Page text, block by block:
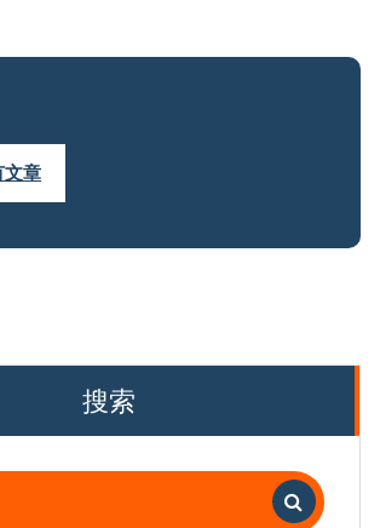
文章
搜索